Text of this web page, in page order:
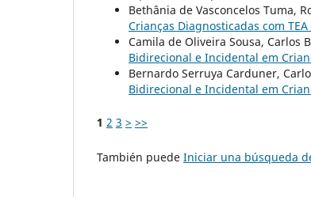
Bethânia de Vasconcelos Tuma,
Crianças Diagnosticadas com TEA
Camila de Oliveira Sousa, Carlos
Bidirecional e Incidental em
Bernardo Serruya Carduner,
Bidirecional e Incidental em
1 2 3 > >>
También puede Iniciar una búsqueda